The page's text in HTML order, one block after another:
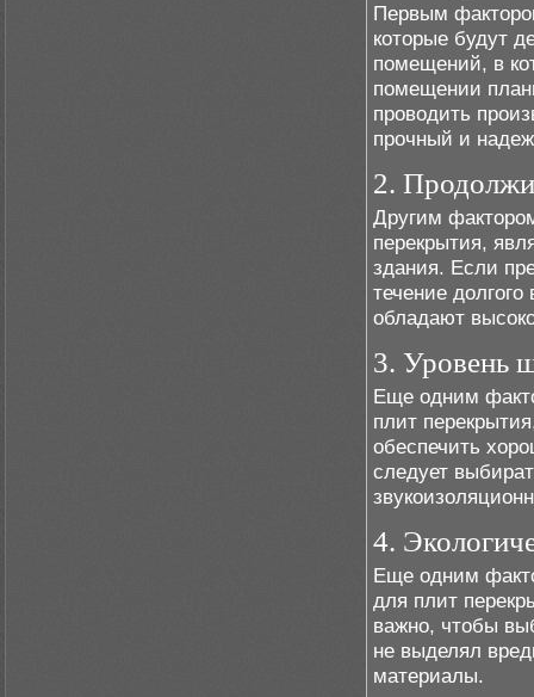
Первым
которые будут
помещений, в
помещении
проводить
прочный и
2.
Другим
перекрытия,
здания. Если
течение
обладают
3. Уровень
Еще одним
плит
обеспечить
следует
4.
Еще одним
для плит
важно, чтобы
не выделял
материалы.